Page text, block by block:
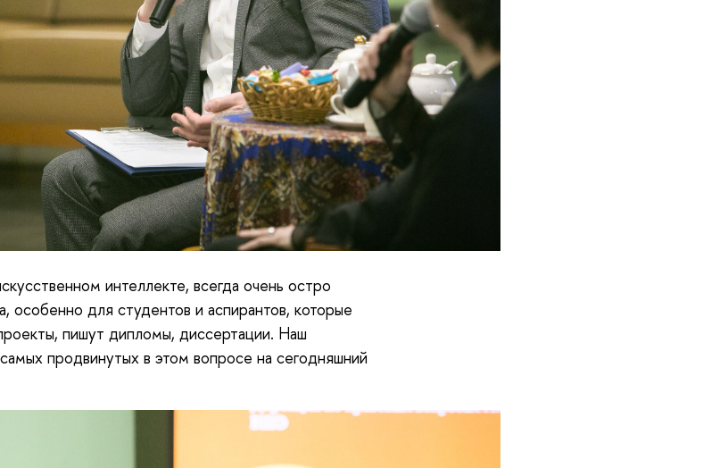
интеллекте, всегда очень остро
особенно для студентов и аспирантов, которые
пишут дипломы, диссертации. Наш
продвинутых в этом вопросе на сегодняшний